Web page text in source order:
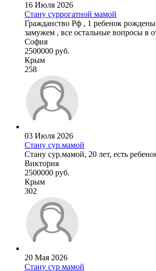
16 Июля 2026
Стану суррогатной мамой
Гражданство Рф , 1 ребенок
замужем , все остальные вопросы в
София
2500000 руб.
Крым
258
03 Июля 2026
Стану сур.мамой
Стану сур.мамой, 20 лет, есть
Виктория
2500000 руб.
Крым
302
20 Мая 2026
Стану сур мамой